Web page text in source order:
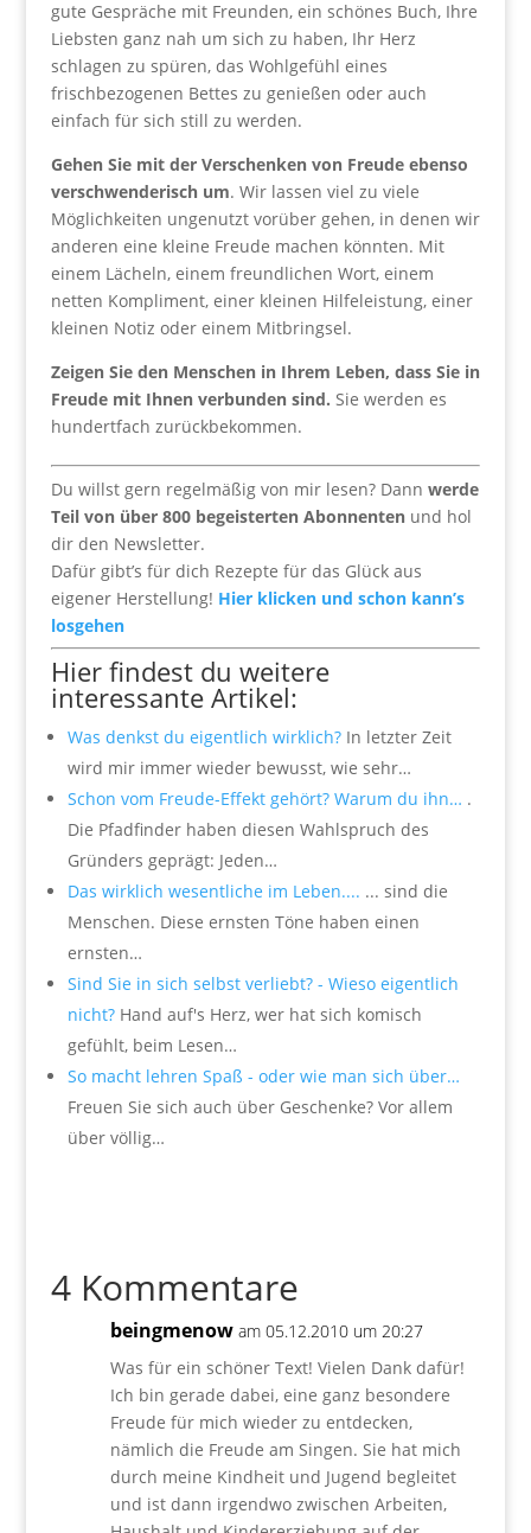
gute Gespräche mit Freunden, ein schönes Buch, Ihre
Liebsten ganz nah um sich zu haben, Ihr Herz
schlagen zu spüren, das Wohlgefühl eines
frischbezogenen Bettes zu genießen oder auch
einfach für sich still zu werden.
Gehen Sie mit der Verschenken von Freude ebenso
verschwenderisch um. Wir lassen viel zu viele
Möglichkeiten ungenutzt vorüber gehen, in denen wir
anderen eine kleine Freude machen könnten. Mit
einem Lächeln, einem freundlichen Wort, einem
netten Kompliment, einer kleinen Hilfeleistung, einer
kleinen Notiz oder einem Mitbringsel.
Zeigen Sie den Menschen in Ihrem Leben, dass Sie in
Freude mit Ihnen verbunden sind. Sie werden es
hundertfach zurückbekommen.
Du willst gern regelmäßig von mir lesen? Dann werde
Teil von über 800 begeisterten Abonnentenund hol
dir den Newsletter.
Dafür gibt’s für dich Rezepte für das Glück aus
eigener Herstellung! Hier klicken und schon kann’s
losgehen
Hier findest du weitere
interessante Artikel:
Was denkst du eigentlich wirklich?In letzter Zeit
wird mir immer wieder bewusst, wie sehr…
Schon vom Freude-Effekt gehört? Warum du ihn… .
Die Pfadfinder haben diesen Wahlspruch des
Gründers geprägt: Jeden…
Das wirklich wesentliche im Leben.... ... sind die
Menschen. Diese ernsten Töne haben einen
ernsten…
Sind Sie in sich selbst verliebt? - Wieso eigentlich
nicht?Hand auf's Herz, wer hat sich komisch
gefühlt, beim Lesen…
So macht lehren Spaß - oder wie man sich über…
Freuen Sie sich auch über Geschenke? Vor allem
über völlig…
4 Kommentare
beingmenow am 05.12.2010 um 20:27
Was für ein schöner Text! Vielen Dank dafür!
Ich bin gerade dabei, eine ganz besondere
Freude für mich wieder zu entdecken,
nämlich die Freude am Singen. Sie hat mich
durch meine Kindheit und Jugend begleitet
und ist dann irgendwo zwischen Arbeiten,